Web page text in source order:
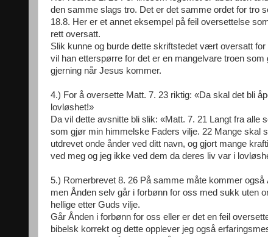
den samme slags tro. Det er det samme ordet for tro
18.8. Her er et annet eksempel på feil oversettelse
rett oversatt.
Slik kunne og burde dette skriftstedet vært oversatt
vil han etterspørre for det er en mangelvare troen
gjerning når Jesus kommer.
4.) For å oversette Matt. 7. 23 riktig: «Da skal det bli
lovløshet!»
Da vil dette avsnitte bli slik: «Matt. 7. 21 Langt fra
som gjør min himmelske Faders vilje. 22 Mange skal
utdrevet onde ånder ved ditt navn, og gjort mange
ved meg og jeg ikke ved dem da deres liv var i
5.) Romerbrevet 8. 26 På samme måte kommer
men Ånden selv går i forbønn for oss med sukk uten
hellige etter Guds vilje.
Går Ånden i forbønn for oss eller er det en feil
bibelsk korrekt og dette opplever jeg også